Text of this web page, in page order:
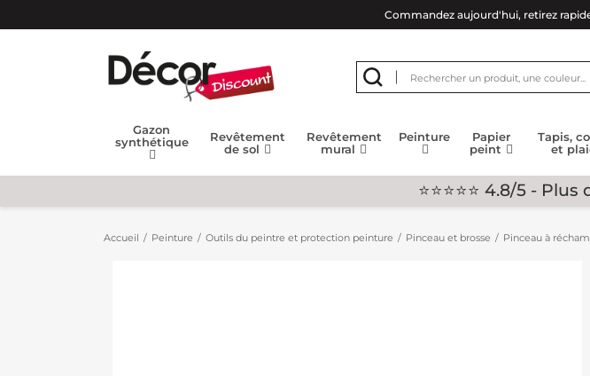
Commandez aujourd'hui, retirez
Gazon
synthétique
Revêtement
de sol
Revêtement
mural
Peinture
Papier
peint
Tapis,
et
⭐⭐⭐⭐⭐ 4.8/5 -
Accueil Peinture Outils du peintre et protection peinture Pinceau et brosse Pinceau à